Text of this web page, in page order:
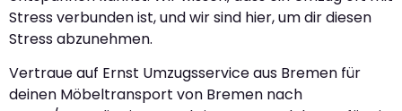
Stress verbunden ist, und wir sind hier, um dir diesen
Stress abzunehmen.
Vertraue auf Ernst Umzugsservice aus Bremen für
deinen Möbeltransport von Bremen nach